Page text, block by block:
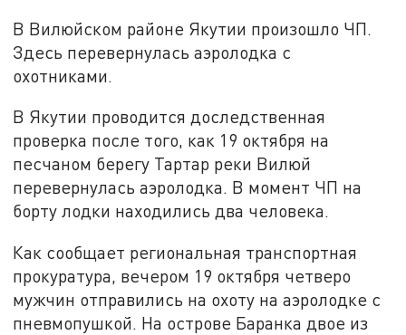
В Вилюйском районе Якутии произошло ЧП.
Здесь перевернулась аэролодка с
охотниками.
В Якутии проводится доследственная
проверка после того, как 19 октября на
песчаном берегу Тартар реки Вилюй
перевернулась аэролодка. В момент ЧП на
борту лодки находились два человека.
Как сообщает региональная транспортная
прокуратура, вечером 19 октября четверо
мужчин отправились на охоту на аэролодке с
пневмопушкой. На острове Баранка двое из